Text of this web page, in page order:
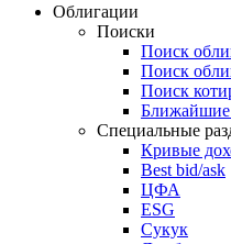
Облигации
Поиски
Поиск
Поиск
Поиск
Ближайшие
Специальные
Кривые
Best bid/ask
ЦФА
ESG
Сукук